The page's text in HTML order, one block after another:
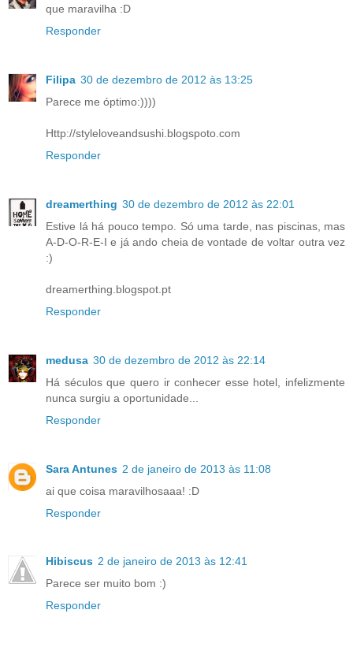
que maravilha :D
Responder
Filipa 30 de dezembro de 2012 às 13:25
Parece me óptimo:))))
Http://styleloveandsushi.blogspoto.com
Responder
dreamerthing 30 de dezembro de 2012 às 22:01
Estive lá há pouco tempo. Só uma tarde, nas piscinas, mas
A-D-O-R-E-I e já ando cheia de vontade de voltar outra vez
:)
dreamerthing.blogspot.pt
Responder
medusa 30 de dezembro de 2012 às 22:14
Há séculos que quero ir conhecer esse hotel, infelizmente
nunca surgiu a oportunidade...
Responder
Sara Antunes 2 de janeiro de 2013 às 11:08
ai que coisa maravilhosaaa! :D
Responder
Hibiscus 2 de janeiro de 2013 às 12:41
Parece ser muito bom :)
Responder